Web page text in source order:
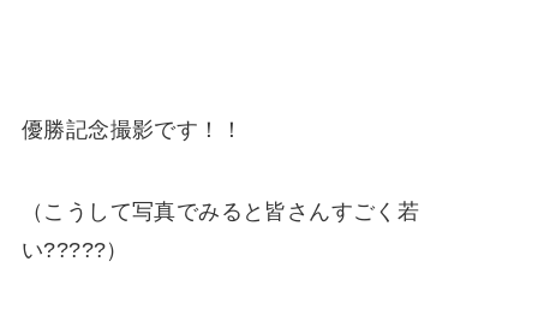
優勝記念撮影です！！
（こうして写真でみると皆さんすごく若
い?????）